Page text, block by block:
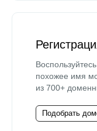
похожее имя
из 700+
Подобрать